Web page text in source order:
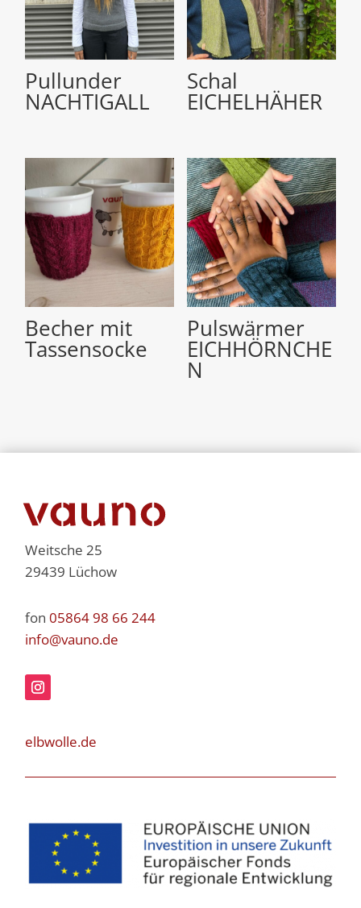
Pullunder
NACHTIGALL
Schal
EICHELHÄHER
Becher mit
Tassensocke
Pulswärmer
EICHHÖRNCHE
N
Weitsche 25
29439 Lüchow
fon05864 98 66 244
info@vauno.de
elbwolle.de